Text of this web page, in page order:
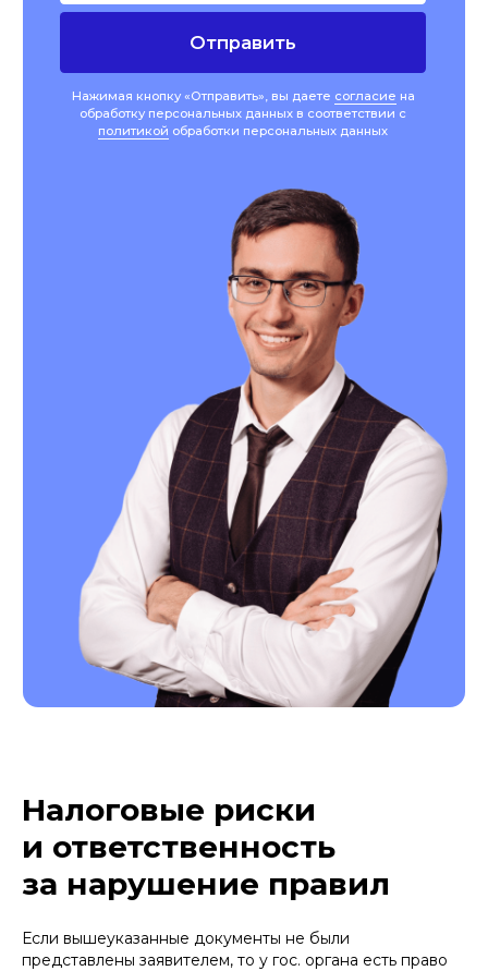
Налоговые риски
и ответственность
за нарушение правил
Если вышеуказанные документы не были
представлены заявителем, то у гос. органа есть право